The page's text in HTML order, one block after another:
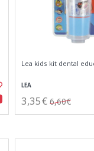
Lea kids kit dental
LEA
3,35€ 6,60€